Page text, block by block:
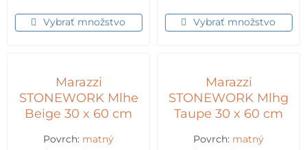
Vybrať množstvo Vybrať množstvo
Marazzi
STONEWORK Mlhe
Beige 30 x 60 cm
Povrch: matný
Marazzi
STONEWORK Mlhg
Taupe 30 x 60 cm
Povrch: matný